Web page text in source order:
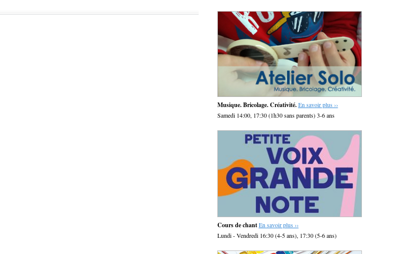
Musique. Bricolage. Créativité. En savoir plus ››
Samedi 14:00, 17:30 (1h30 sans parents) 3-6 ans
Cours de chant En savoir plus ››
Lundi - Vendredi 16:30 (4-5 ans), 17:30 (5-6 ans)